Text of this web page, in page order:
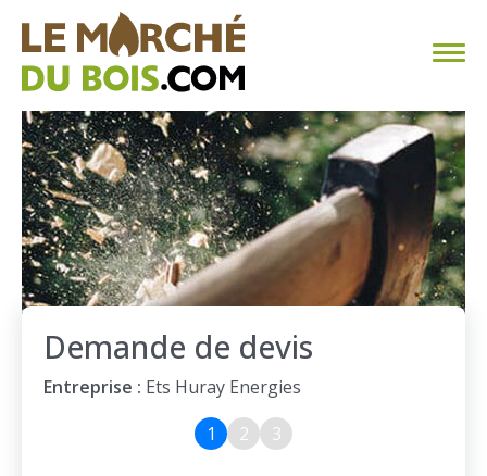
CHAUFFAGE AU BOIS
FAQ
CALCULER SA CONSOMMATION
TROUVER SON FOURNISSEUR
BLOG
ESPACE PRO
Demande de devis
Entreprise : Ets Huray Energies
1
2 3